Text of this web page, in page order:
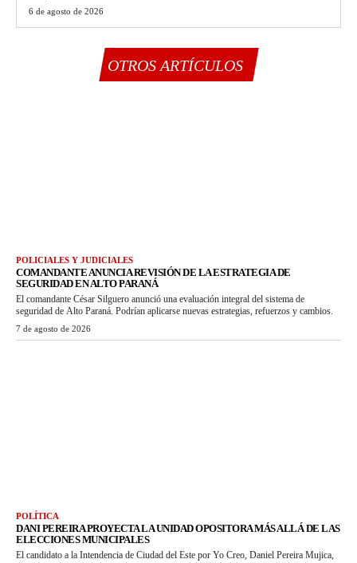
6 de agosto de 2026
OTROS ARTÍCULOS
POLICIALES Y JUDICIALES
COMANDANTE ANUNCIA REVISIÓN DE LA ESTRATEGIA DE
SEGURIDAD EN ALTO PARANÁ
El comandante César Silguero anunció una evaluación integral del sistema de
seguridad de Alto Paraná. Podrían aplicarse nuevas estrategias, refuerzos y cambios.
7 de agosto de 2026
POLÍTICA
DANI PEREIRA PROYECTA LA UNIDAD OPOSITORA MÁS ALLÁ DE LAS
ELECCIONES MUNICIPALES
El candidato a la Intendencia de Ciudad del Este por Yo Creo, Daniel Pereira Mujica,